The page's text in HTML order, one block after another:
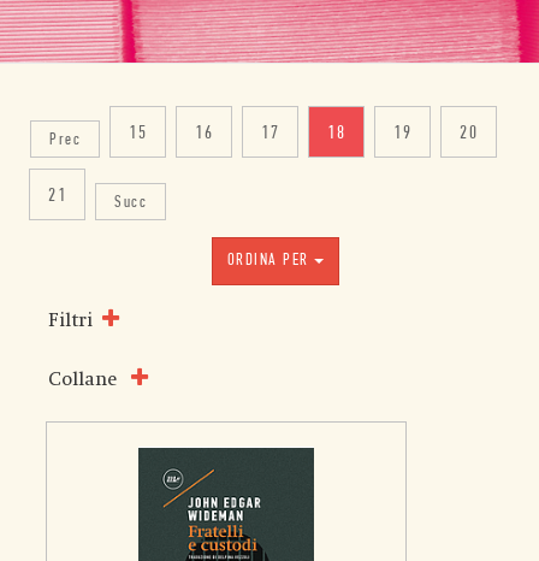
Prec 15 16 17 18 19 20
21 Succ
ORDINA PER
Filtri
Collane